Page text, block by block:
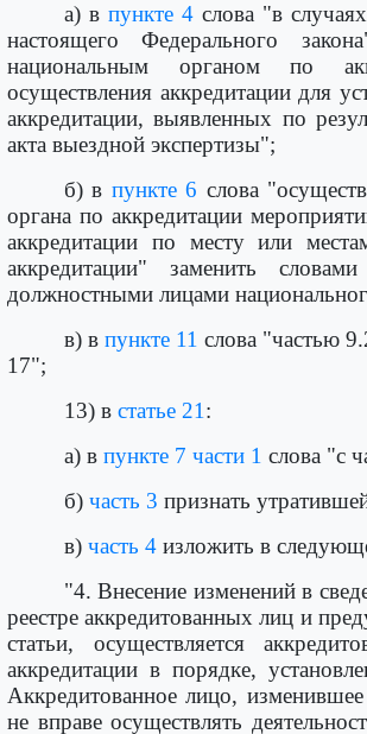
а) в пункте 4 слова "в
настоящего Федерального
национальным органом по
осуществления аккредитации для
аккредитации, выявленных по
акта выездной экспертизы";
б) в пункте 6 слова
органа по аккредитации
аккредитации по месту или
аккредитации" заменить
должностными лицами
в) впункте 11 слова "частью
17";
13) в статье 21 :
а) в пункте 7 части 1 слова "с
б) часть 3 признать
в) часть 4 изложить в
"4. Внесение изменений в
реестре аккредитованных лиц и
статьи, осуществляется
аккредитации в порядке,
Аккредитованное лицо,
не вправе осуществлять